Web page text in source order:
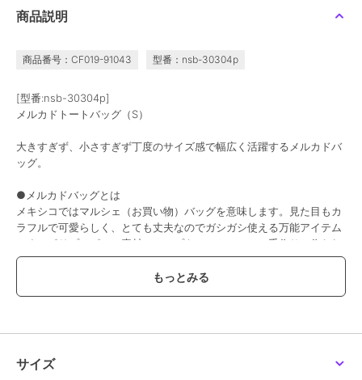
商品説明
商品番号：CF019-91043 型番：nsb-30304p
[型番:nsb-30304p]
メルカドトートバッグ（S）
大きすぎず、小さすぎず丁度のサイズ感で幅広く活躍するメルカドバ
ッグ。
●メルカドバッグとは
メキシコではマルシェ（お買い物）バッグを意味します。見た目もカ
ラフルで可愛らしく、とても丈夫なのでガシガシ使える万能アイテム
です。ポリプロピレン素材のテープを、ひとつひとつ手作りで作られ
たメキシコの手工芸品の楽しさ、美しさが魅力です。
●水に強く、濡れてもサッと拭くだけでOK
雨に強く、汚れてもサッと拭くだけの簡単お手入れ。また、ガシガシ
●軽量で持ち運びやすい
普段のお出かけはもちろんのこと、軽くて丈夫なのでお買い物バッグ
サイズ